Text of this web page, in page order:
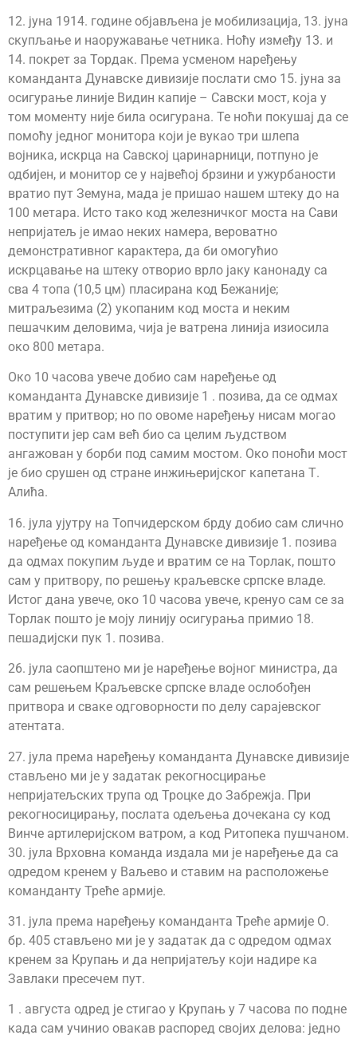
12. јуна 1914. године објављена је мобилизација, 13. јуна
скупљање и наоружавање четника. Ноћу између 13. и
14. покрет за Тордак. Према усменом наређењу
команданта Дунавске дивизије послати смо 15. јуна за
осигурање линије Видин капије – Савски мост, која у
том моменту није била осигурана. Те ноћи покушај да се
помоћу једног монитора који је вукао три шлепа
војника, искрца на Савској царинарници, потпуно је
одбијен, и монитор се у највећој брзини и ужурбаности
вратио пут Земуна, мада је пришао нашем штеку до на
100 метара. Исто тако код железничког моста на Сави
непријатељ је имао неких намера, вероватно
демонстративног карактера, да би омогућио
искрцавање на штеку отворио врло јаку канонаду са
сва 4 топа (10,5 цм) пласирана код Бежаније;
митраљезима (2) укопаним код моста и неким
пешачким деловима, чија је ватрена линија изиосила
око 800 метара.
Око 10 часова увече добио сам наређење од
команданта Дунавске дивизије 1 . позива, да се одмах
вратим у притвор; но по овоме наређењу нисам могао
поступити јер сам већ био са целим људством
ангажован у борби под самим мостом. Око поноћи мост
је био срушен од стране инжињеријског капетана Т.
Алића.
16. јула ујутру на Топчидерском брду добио сам слично
наређење од команданта Дунавске дивизије 1. позива
да одмах покупим људе и вратим се на Торлак, пошто
сам у притвору, по решењу краљевске српске владе.
Истог дана увече, око 10 часова увече, кренуо сам се за
Торлак пошто је моју линију осигурања примио 18.
пешадијски пук 1. позива.
26. јула саопштено ми је наређење војног министра, да
сам решењем Краљевске српске владе ослобођен
притвора и сваке одговорности по делу сарајевског
атентата.
27. јула према наређењу команданта Дунавске дивизије
стављено ми је у задатак рекогносцирање
непријатељских трупа од Троцке до Забрежја. При
рекогносицирању, послата одељења дочекана су код
Винче артилеријском ватром, а код Ритопека пушчаном.
30. јула Врховна команда издала ми је наређење да са
одредом кренем у Ваљево и ставим на расположење
команданту Треће армије.
31. јула према наређењу команданта Треће армије О.
бр. 405 стављено ми је у задатак да с одредом одмах
кренем за Крупањ и да непријатељу који надире ка
Завлаки пресечем пут.
1 . августа одред је стигао у Крупањ у 7 часова по подне
када сам учинио овакав распоред својих делова: једно